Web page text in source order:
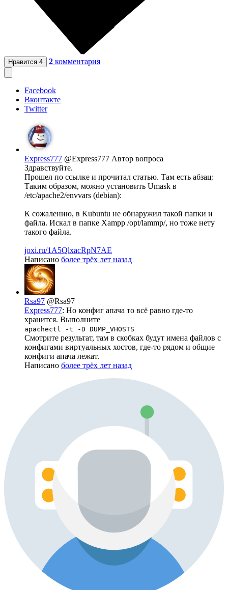
Нравится 4 2 комментария
Facebook
Вконтакте
Twitter
Express777 @Express777 Автор вопроса
Здравствуйте.
Прошел по ссылке и прочитал статью. Там есть абзац:
Таким образом, можно установить Umask в
/etc/apache2/envvars (debian):
К сожалению, в Kubuntu не обнаружил такой папки и
файла. Искал в папке Xampp /opt/lammp/, но тоже нету
такого файла.
joxi.ru/1A5QlxacRpN7AE
Написано более трёх лет назад
Rsa97 @Rsa97
Express777: Но конфиг апача то всё равно где-то
хранится. Выполните
apachectl -t -D DUMP_VHOSTS
Cмотрите результат, там в скобках будут имена файлов с
конфигами виртуальных хостов, где-то рядом и общие
конфиги апача лежат.
Написано более трёх лет назад